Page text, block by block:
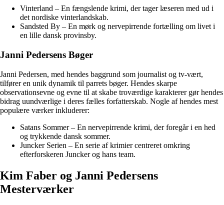
Vinterland – En fængslende krimi, der tager læseren med ud i
det nordiske vinterlandskab.
Sandsted By – En mørk og nervepirrende fortælling om livet i
en lille dansk provinsby.
Janni Pedersens Bøger
Janni Pedersen, med hendes baggrund som journalist og tv-vært,
tilfører en unik dynamik til parrets bøger. Hendes skarpe
observationsevne og evne til at skabe troværdige karakterer gør hendes
bidrag uundværlige i deres fælles forfatterskab. Nogle af hendes mest
populære værker inkluderer:
Satans Sommer – En nervepirrende krimi, der foregår i en hed
og trykkende dansk sommer.
Juncker Serien – En serie af krimier centreret omkring
efterforskeren Juncker og hans team.
Kim Faber og Janni Pedersens
Mesterværker